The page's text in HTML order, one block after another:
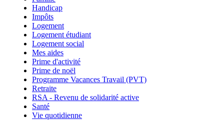
Handicap
Impôts
Logement
Logement étudiant
Logement social
Mes aides
Prime d'activité
Prime de noël
Programme Vacances Travail (PVT)
Retraite
RSA - Revenu de solidarité active
Santé
Vie quotidienne